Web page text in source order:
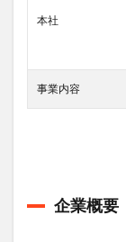
のポ
イン
ト
の転職
はデジ
本社
事業内容
企業概要